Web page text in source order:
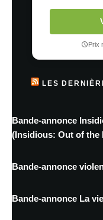
Prix
LES
Bande-annonce
(Insidious: Out of the
Bande-annonce
Bande-annonce La